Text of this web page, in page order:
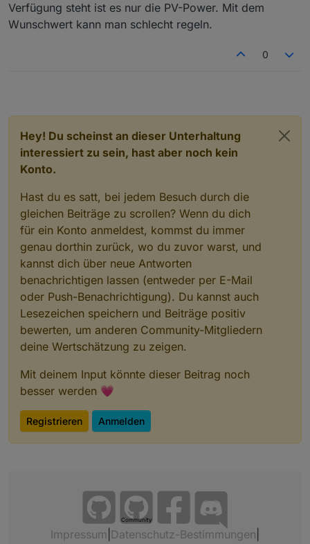
Ausgang (Grundlast) eingestellt wird.
Verfügung steht ist es nur die PV-Power. Mit dem
Wunschwert kann man schlecht regeln.
0
Hey! Du scheinst an dieser Unterhaltung
interessiert zu sein, hast aber noch kein
Konto.
Hast du es satt, bei jedem Besuch durch die
gleichen Beiträge zu scrollen? Wenn du dich
für ein Konto anmeldest, kommst du immer
genau dorthin zurück, wo du zuvor warst, und
kannst dich über neue Antworten
benachrichtigen lassen (entweder per E-Mail
oder Push-Benachrichtigung). Du kannst auch
Lesezeichen speichern und Beiträge positiv
bewerten, um anderen Community-Mitgliedern
deine Wertschätzung zu zeigen.
Mit deinem Input könnte dieser Beitrag noch
besser werden 💗
Registrieren Anmelden
Community
Impressum Datenschutz-Bestimmungen